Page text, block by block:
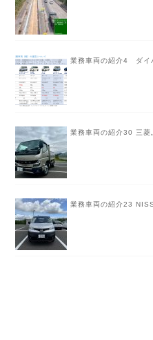
業務車両の紹介4 ダイ
業務車両の紹介30 三
業務車両の紹介23